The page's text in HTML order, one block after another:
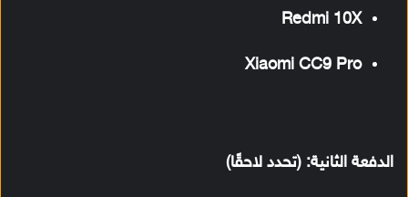
Redmi 10X
Xiaomi CC9 Pro
الدفعة الثانية: (تحدد لاحقًا)